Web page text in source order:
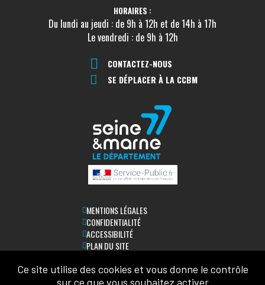
HORAIRES :
Du lundi au jeudi : de 9h à 12h et de 14h à 17h
Le vendredi : de 9h à 12h
CONTACTEZ-NOUS
SE DÉPLACER À LA CCBM
MENTIONS LÉGALES
CONFIDENTIALITÉ
ACCESSIBILITÉ
PLAN DU SITE
LETTRE D'INFORMATION
Ce site utilise des cookies et vous donne le contrôle
sur ce que vous souhaitez activer